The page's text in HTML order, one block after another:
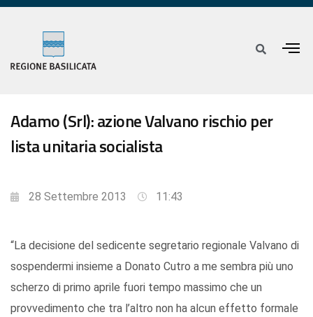
Adamo (Srl): azione Valvano rischio per
lista unitaria socialista
28 Settembre 2013 11:43
“La decisione del sedicente segretario regionale Valvano di
sospendermi insieme a Donato Cutro a me sembra più uno
scherzo di primo aprile fuori tempo massimo che un
provvedimento che tra l’altro non ha alcun effetto formale